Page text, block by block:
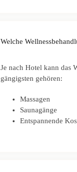
Welche
Je nach Hotel kann das
gängigsten gehören:
Massagen
Saunagänge
Entspannende